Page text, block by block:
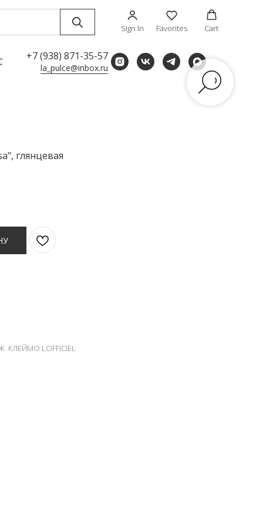
Sign In Favorites Cart
+7 (938) 871-35-57
la_pulce@inbox.ru
глянцевая
LOFFICIEL